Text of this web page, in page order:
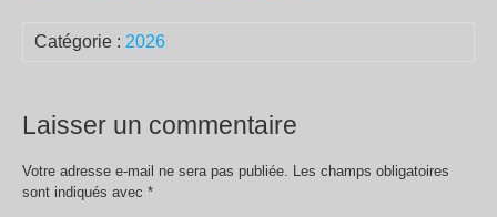
Catégorie : 2026
Laisser un commentaire
Votre adresse e-mail ne sera pas publiée. Les champs obligatoires
sont indiqués avec *